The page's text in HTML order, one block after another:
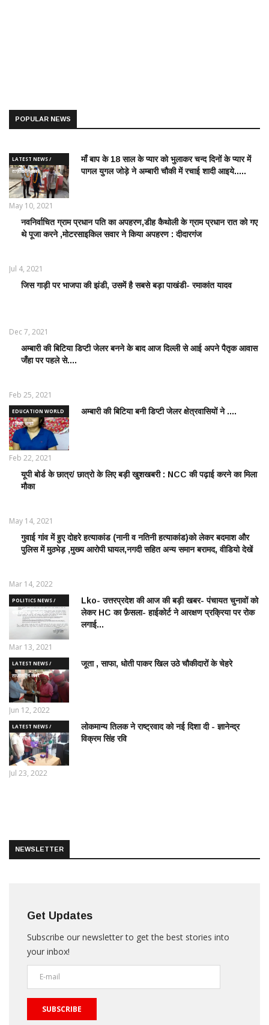
POPULAR NEWS
LATEST NEWS /
ताज़ातरीन खबरें
माँ बाप के 18 साल के प्यार को भुलाकर चन्द दिनों के प्यार में
पागल युगल जोड़े ने अम्बारी चौकी में रचाई शादी आइये.....
May 10, 2021
LATEST
NEWS /
नवनिर्वाचित ग्राम प्रधान पति का अपहरण,डीह कैथोली के ग्राम प्रधान रात को गए
थे पूजा करने ,मोटरसाइकिल सवार ने किया अपहरण : दीदारगंज
Jul 4, 2021
LATEST
जिस गाड़ी पर भाजपा की झंडी, उसमें है सबसे बड़ा पाखंडी- रमाकांत यादव
Dec 7, 2021
EDUCATION
WORLD /
अम्बारी की बिटिया डिप्टी जेलर बनने के बाद आज दिल्ली से आई अपने पैतृक आवास
जँहा पर पहले से....
Feb 25, 2021
EDUCATION WORLD
/ शिक्षा जगत
अम्बारी की बिटिया बनी डिप्टी जेलर क्षेत्रवासियों ने ....
Feb 22, 2021
EDUCATION
WORLD /
यूपी बोर्ड के छात्र/ छात्रो के लिए बड़ी खुशखबरी : NCC की पढ़ाई करने का मिला
मौका
May 14, 2021
CRIME
NEWS
ख़बरे
गुवाई गांव में हुए दोहरे हत्याकांड (नानी व नतिनी हत्याकांड)को लेकर बदमाश और
पुलिस में मुठभेड़ ,मुख्य आरोपी घायल,नगदी सहित अन्य समान बरामद, वीडियो देखें
Mar 14, 2022
POLITICS NEWS /
राजनीतिक समाचार
Lko- उत्तरप्रदेश की आज की बड़ी खबर- पंचायत चुनावों को
लेकर HC का फ़ैसला- हाईकोर्ट ने आरक्षण प्रक्रिया पर रोक
लगाई...
Mar 13, 2021
LATEST NEWS /
ताज़ातरीन खबरें
जूता , साफा, धोती पाकर खिल उठे चौकीदारों के चेहरे
Jun 12, 2022
LATEST NEWS /
ताज़ातरीन खबरें
लोकमान्य तिलक ने राष्ट्रवाद को नई दिशा दी - ज्ञानेन्द्र
विक्रम सिंह रवि
Jul 23, 2022
NEWSLETTER
Get Updates
Subscribe our newsletter to get the best stories into
your inbox!
SUBSCRIBE